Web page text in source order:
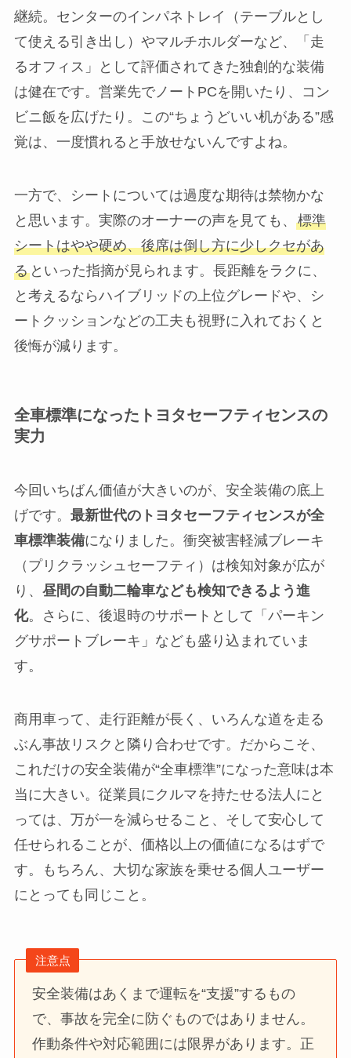
継続。センターのインパネトレイ（テーブルとし
て使える引き出し）やマルチホルダーなど、「走
るオフィス」として評価されてきた独創的な装備
は健在です。営業先でノートPCを開いたり、コン
ビニ飯を広げたり。この“ちょうどいい机がある”感
覚は、一度慣れると手放せないんですよね。
一方で、シートについては過度な期待は禁物かな
と思います。実際のオーナーの声を見ても、 標準
シートはやや硬め、後席は倒し方に少しクセがあ
るといった指摘が見られます。長距離をラクに、
と考えるならハイブリッドの上位グレードや、シ
ートクッションなどの工夫も視野に入れておくと
後悔が減ります。
全車標準になったトヨタセーフティセンスの
実力
今回いちばん価値が大きいのが、安全装備の底上
げです。 最新世代のトヨタセーフティセンスが全
車標準装備になりました。衝突被害軽減ブレーキ
（プリクラッシュセーフティ）は検知対象が広が
り、 昼間の自動二輪車なども検知できるよう進
化。さらに、後退時のサポートとして「パーキン
グサポートブレーキ」なども盛り込まれていま
す。
商用車って、走行距離が長く、いろんな道を走る
ぶん事故リスクと隣り合わせです。だからこそ、
これだけの安全装備が“全車標準”になった意味は本
当に大きい。従業員にクルマを持たせる法人にと
っては、万が一を減らせること、そして安心して
任せられることが、価格以上の価値になるはずで
す。もちろん、大切な家族を乗せる個人ユーザー
にとっても同じこと。
注意点
安全装備はあくまで運転を“支援”するもの
で、事故を完全に防ぐものではありません。
作動条件や対応範囲には限界があります。正